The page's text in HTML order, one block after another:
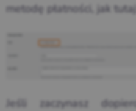
metodę płatności, jak tutaj:
Jeśli zaczynasz